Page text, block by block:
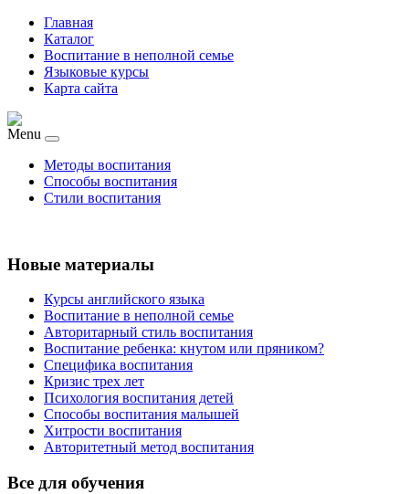
Главная
Каталог
Воспитание в неполной семье
Языковые курсы
Карта сайта
Menu
Методы воспитания
Способы воспитания
Стили воспитания
Новые материалы
Курсы английского языка
Воспитание в неполной семье
Авторитарный стиль воспитания
Воспитание ребенка: кнутом или пряником?
Специфика воспитания
Кризис трех лет
Психология воспитания детей
Способы воспитания малышей
Хитрости воспитания
Авторитетный метод воспитания
Все для обучения